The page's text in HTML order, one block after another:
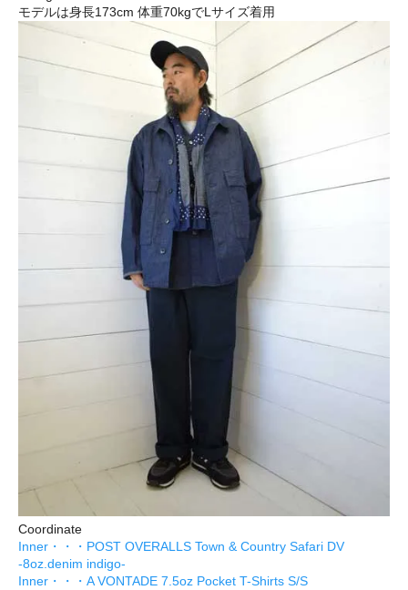
モデルは身長173cm 体重70kgでLサイズ着用
Coordinate
Inner・・・POST OVERALLS Town & Country Safari DV
-8oz.denim indigo-
Inner・・・A VONTADE 7.5oz Pocket T-Shirts S/S